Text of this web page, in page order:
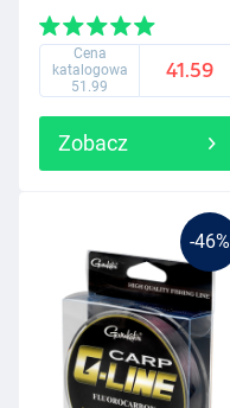
Cena
katalogowa
51.99
41.59
Zobacz
-46%